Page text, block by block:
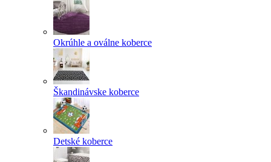
Okrúhle a oválne koberce
Škandinávske koberce
Detské koberce